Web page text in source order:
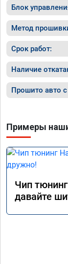
порадовало
майские
1200км,
динамика
по трассе
сотку при
ч.
результатом.
Процветания
Блок
Метод
Срок работ:
Наличие
Прошито авто
Примеры
Чип
давайте